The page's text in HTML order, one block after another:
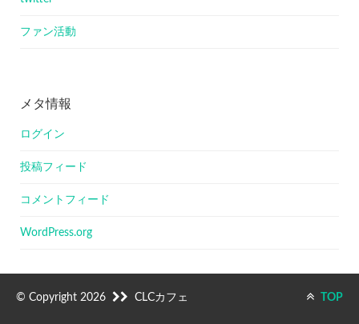
ファン活動
メタ情報
ログイン
投稿フィード
コメントフィード
WordPress.org
© Copyright 2026 CLCカフェ TOP